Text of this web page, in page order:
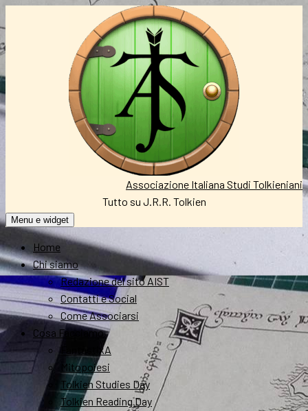
al
contenuto
Associazione Italiana Studi Tolkieniani
Tutto su J.R.R. Tolkien
Menu e widget
Home
Chi siamo
Redazione del sito AIST
Contatti e Social
Come Associarsi
Cosa Facciamo
FantastikA
Mitopoiesi
Tolkien Studies Day
Tolkien Reading Day